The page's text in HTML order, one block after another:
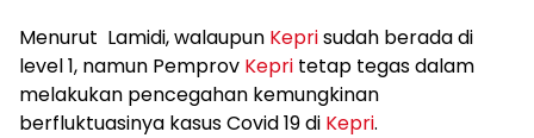
Menurut Lamidi, walaupun Keprisudah berada di
level 1, namun Pemprov Kepri tetap tegas dalam
melakukan pencegahan kemungkinan
berfluktuasinya kasus Covid 19 di Kepri.